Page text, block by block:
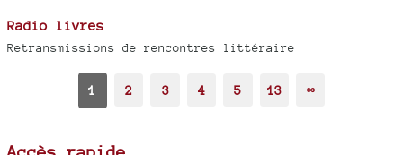
Radio livres
Retransmissions de rencontres littéraire
1 2 3 4 5 13 ∞